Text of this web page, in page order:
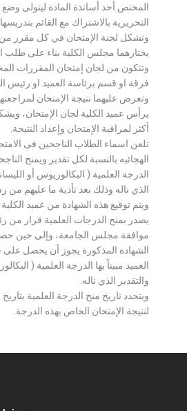
المختص أحد أساتذة المادة ليتولى
التحريرية بالاشتراك مع القائم بتدريسها.
وتشكل لجنة الإمتحان في كل مقرر
يختارهما مجلس الكلية بناء على طلب
وتتكون من لجان إمتحان المقررات
فرقة او قسم برئاسة العميد او رئيس
وتعرض عليهما نتيجة الإمتحان
يرأس عميد الكلية لجان الإمتحان،
أكثر لمراقبة الإمتحان وإعداد النتيجة.
تلعن اسماء الطلاب الناجحين فى
الهجائيه بالنسبة لكل تقدير ويمنح
الدرجة العلمية ( البكالوريوس أو
الذي ناله وذلك بعد تأدية ما عليهم من
ويتم توقيع هذه الشهادة من عميد
يصدر بمنح الدرجات العلمية قرار من
موافقة مجلس الجامعة، وإلى حين
الشهادة المذكورة يجوز أن يحصل على
العميد مبيناً بها الدرجة العلمية (
والتقدير الذي ناله.
ويتحدد تاريخ منح الدرجة العلمية
لنتيجة الإمتحان الخاص بهذه الدرجة.